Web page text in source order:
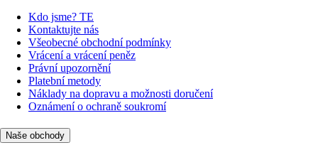
Kdo jsme? TE
Kontaktujte nás
Všeobecné obchodní podmínky
Vrácení a vrácení peněz
Právní upozornění
Platební metody
Náklady na dopravu a možnosti doručení
Oznámení o ochraně soukromí
Naše obchody